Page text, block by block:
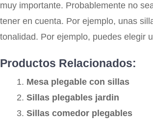
muy importante. Probablemente no
tener en cuenta. Por ejemplo, unas
tonalidad. Por ejemplo, puedes elegir
Productos Relacionados:
Mesa plegable con sillas
Sillas plegables jardin
Sillas comedor plegables